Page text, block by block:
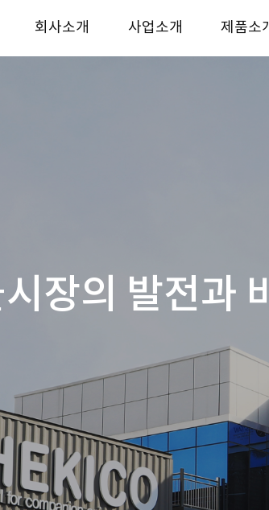
회사소개 사업소개 제품소
장의 발전과